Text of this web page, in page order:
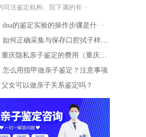
司法鉴定机构、院下属的有···
dna的鉴定实验的操作步骤是什···
【DNA百科】如何正确采集与保存口腔拭子样本···
【鉴定新闻】重庆隐私亲子鉴定的费用（重庆市···
怎么用指甲做亲子鉴定？注意事项
父女可以做亲子关系鉴定吗？